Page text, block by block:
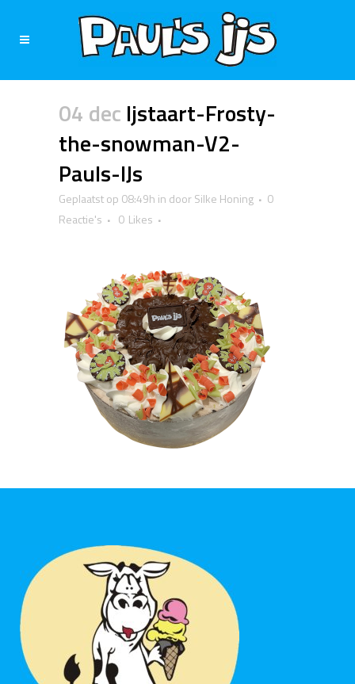
04 dec Ijstaart-Frosty-
the-snowman-V2-
Pauls-IJs
Geplaatst op 08:49h in doorSilke Honing
0
Reactie's
0 Likes